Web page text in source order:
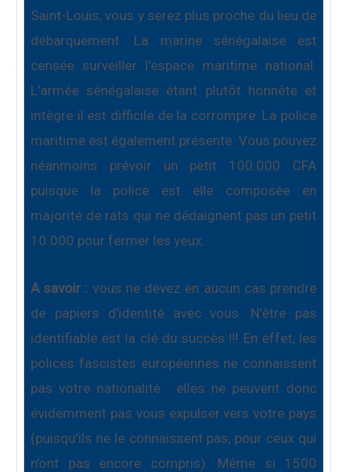
Saint-Louis, vous y serez plus proche du lieu de
débarquement. La marine sénégalaise est
censée surveiller l’espace maritime national.
L’armée sénégalaise étant plutôt honnête et
intègre il est difficile de la corrompre. La police
maritime est également présente. Vous pouvez
néanmoins prévoir un petit 100.000 CFA
puisque la police est elle composée en
majorité de rats qui ne dédaignent pas un petit
10.000 pour fermer les yeux.
A savoir : vous ne devez en aucun cas prendre
de papiers d’identité avec vous. N’être pas
identifiable est la clé du succès !!! En effet, les
polices fascistes européennes ne connaissent
pas votre nationalité : elles ne peuvent donc
évidemment pas vous expulser vers votre pays
(puisqu’ils ne le connaissent pas, pour ceux qui
n’ont pas encore compris). Même si 1500